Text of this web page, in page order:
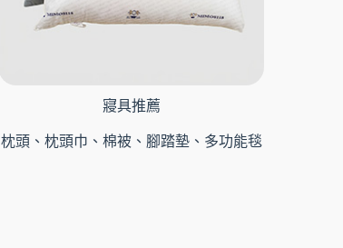
寢具推薦
枕頭、枕頭巾、棉被、腳踏墊、多功能毯